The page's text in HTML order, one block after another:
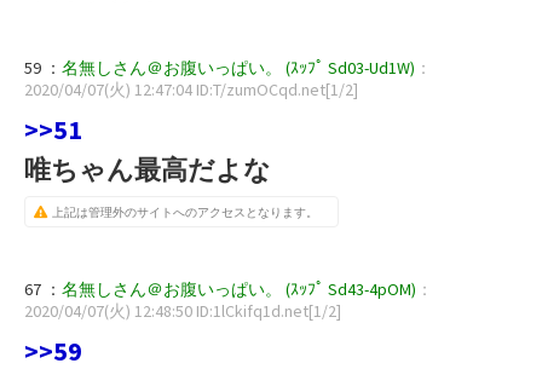
59 ： 名無しさん＠お腹いっぱい。 (ｽｯﾌﾟ Sd03-Ud1W) ：
2020/04/07(火) 12:47:04 ID:T/zumOCqd.net[1/2]
>>51
唯ちゃん最高だよな
上記は管理外のサイトへのアクセスとなります。
67 ： 名無しさん＠お腹いっぱい。 (ｽｯﾌﾟ Sd43-4pOM) ：
2020/04/07(火) 12:48:50 ID:1lCkifq1d.net[1/2]
>>59